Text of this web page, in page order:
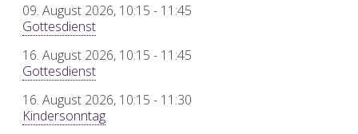
09. August 2026, 10:15 - 11:45
Gottesdienst
16. August 2026, 10:15 - 11:45
Gottesdienst
16. August 2026, 10:15 - 11:30
Kindersonntag